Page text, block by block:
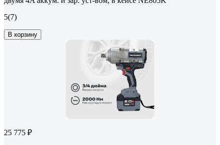
5(7)
В корзину
25 775 ₽